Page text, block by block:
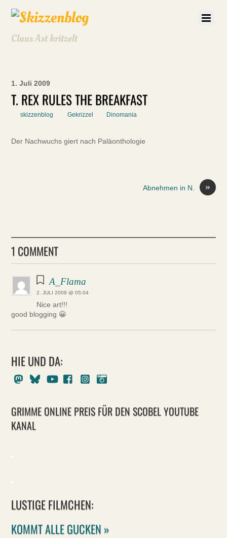
Claus Ast kritzelt
1. Juli 2009
T. REX RULES THE BREAKFAST
skizzenblog Gekrizzel Dinomania
Der Nachwuchs giert nach Paläonthologie
»
Abnehmen in N.
1 COMMENT
A_Flama
2. JULI 2009 @ 05:04
Nice art!!!
good blogging 😀
HIE UND DA:
MastodonBlueskyYoutubeFacebookInstagram
GRIMME ONLINE PREIS FÜR DEN SCOBEL YOUTUBE
KANAL
LUSTIGE FILMCHEN:
KOMMT ALLE GUCKEN »